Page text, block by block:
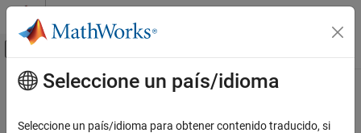
Saltar al contenido
Mostrar/ocultar menú de navegación
Inicio de Documentación
Contenido principal
Seleccione un país/idioma
Seleccione un país/idioma para obtener contenido traducido, si